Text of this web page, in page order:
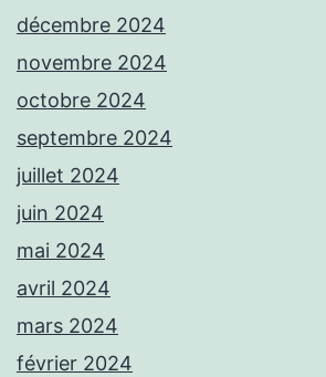
décembre 2024
novembre 2024
octobre 2024
septembre 2024
juillet 2024
juin 2024
mai 2024
avril 2024
mars 2024
février 2024